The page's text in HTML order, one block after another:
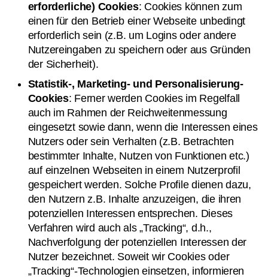
erforderliche) Cookies: Cookies können zum
einen für den Betrieb einer Webseite unbedingt
erforderlich sein (z.B. um Logins oder andere
Nutzereingaben zu speichern oder aus Gründen
der Sicherheit).
Statistik-, Marketing- und Personalisierung-
Cookies: Ferner werden Cookies im Regelfall
auch im Rahmen der Reichweitenmessung
eingesetzt sowie dann, wenn die Interessen eines
Nutzers oder sein Verhalten (z.B. Betrachten
bestimmter Inhalte, Nutzen von Funktionen etc.)
auf einzelnen Webseiten in einem Nutzerprofil
gespeichert werden. Solche Profile dienen dazu,
den Nutzern z.B. Inhalte anzuzeigen, die ihren
potenziellen Interessen entsprechen. Dieses
Verfahren wird auch als „Tracking“, d.h.,
Nachverfolgung der potenziellen Interessen der
Nutzer bezeichnet. Soweit wir Cookies oder
„Tracking“-Technologien einsetzen, informieren